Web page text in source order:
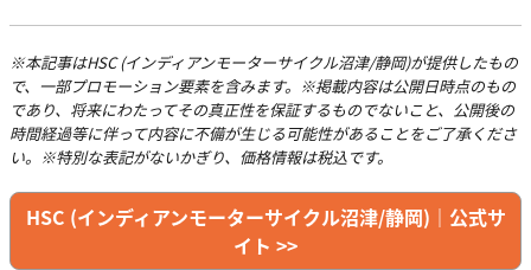
※本記事はHSC (インディアンモーターサイクル沼津/静岡)が提供したもの
で、一部プロモーション要素を含みます。※掲載内容は公開日時点のもの
であり、将来にわたってその真正性を保証するものでないこと、公開後の
時間経過等に伴って内容に不備が生じる可能性があることをご了承くださ
い。※特別な表記がないかぎり、価格情報は税込です。
HSC (インディアンモーターサイクル沼津/静岡)｜公式サ
イト >>